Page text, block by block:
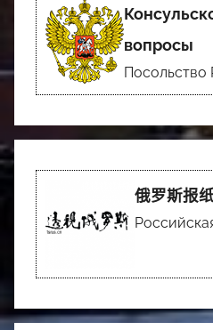
вопросы
Посольство
俄罗斯报